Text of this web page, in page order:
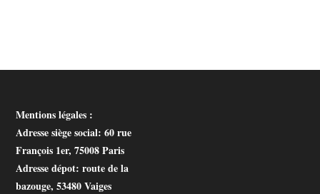
Mentions légales :
Adresse siège social: 60 rue
François 1er, 75008 Paris
Adresse dépot: route de la
bazouge, 53480 Vaiges